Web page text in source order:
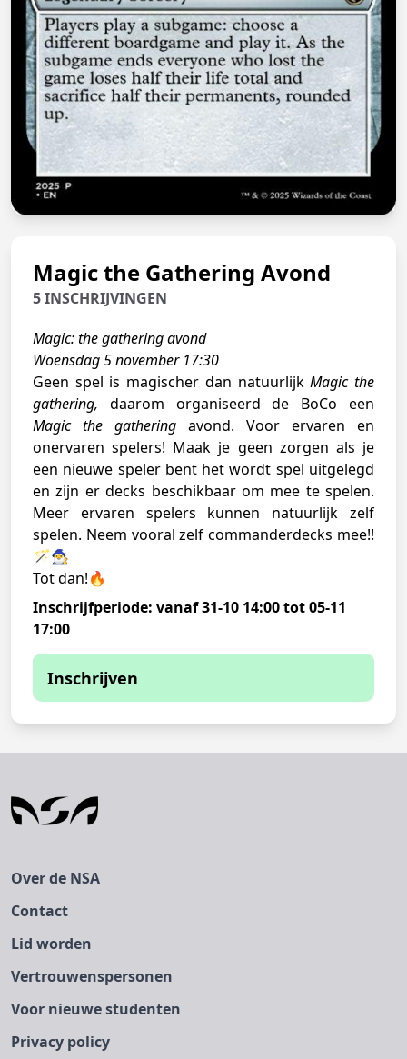
Magic the Gathering Avond
5 INSCHRIJVINGEN
Magic: the gathering avond
Woensdag 5 november 17:30
Geen spel is magischer dan natuurlijkMagic the
gathering, daarom organiseerd de BoCo een
Magic the gathering avond. Voor ervaren en
onervaren spelers! Maak je geen zorgen als je
een nieuwe speler bent het wordt spel uitgelegd
en zijn er decks beschikbaar om mee te spelen.
Meer ervaren spelers kunnen natuurlijk zelf
spelen. Neem vooral zelf commanderdecks mee!!
🪄🧙‍♂️
Tot dan!🔥
Inschrijfperiode: vanaf 31-10 14:00 tot 05-11
17:00
Inschrijven
Over de NSA
Contact
Lid worden
Vertrouwenspersonen
Voor nieuwe studenten
Privacy policy